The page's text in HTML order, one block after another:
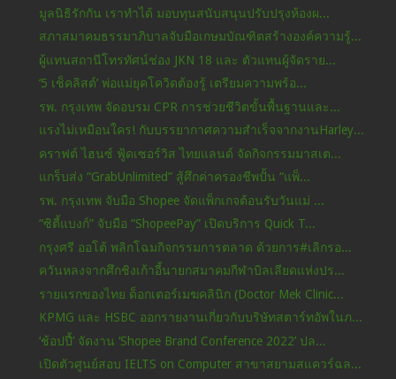
มูลนิธิรักกัน เราทำได้ มอบทุนสนับสนุนปรับปรุงห้องผ...
สภาสมาคมธรรมาภิบาลจับมือเกษมบัณฑิตสร้างองค์ความรู้...
ผู้แทนสถานีโทรทัศน์ช่อง JKN 18 และ ตัวแทนผู้จัดราย...
‘5 เช็คลิสต์’ พ่อแม่ยุคโควิดต้องรู้ เตรียมความพร้อ...
รพ. กรุงเทพ จัดอบรม CPR การช่วยชีวิตขั้นพื้นฐานและ...
แรงไม่เหมือนใคร! กับบรรยากาศความสำเร็จจากงานHarley...
คราฟต์ ไฮนซ์ ฟู้ดเซอร์วิส ไทยแลนด์ จัดกิจกรรมมาสเต...
แกร็บส่ง “GrabUnlimited” สู้ศึกค่าครองชีพปั้น “แพ็...
รพ. กรุงเทพ จับมือ Shopee จัดแพ็กเกจต้อนรับวันแม่ ...
“ซิตี้แบงก์” จับมือ “ShopeePay” เปิดบริการ Quick T...
กรุงศรี ออโต้ พลิกโฉมกิจกรรมการตลาด ด้วยการ#เลิกรอ...
ควันหลงจากศึกชิงเก้าอี้นายกสมาคมกีฬาบิลเลียดแห่งปร...
รายแรกของไทย ด็อกเตอร์เมฆคลินิก (Doctor Mek Clinic...
KPMG และ HSBC ออกรายงานเกี่ยวกับบริษัทสตาร์ทอัพในภ...
‘ช้อปปี้’ จัดงาน ‘Shopee Brand Conference 2022’ ปล...
เปิดตัวศูนย์สอบ IELTS on Computer สาขาสยามสแควร์ฉล...